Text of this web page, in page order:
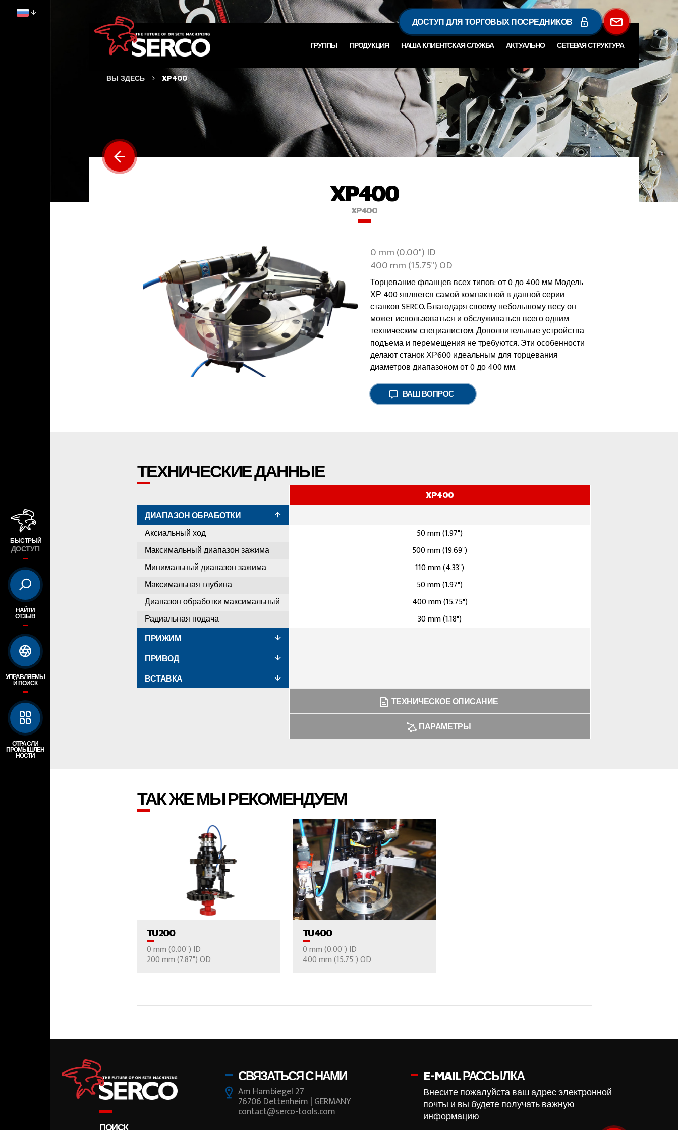
БЫСТРЫЙ
ДОСТУП
НАЙТИ
ОТЗЫВ
УПРАВЛЯЕМЫ
Й ПОИСК
ОТРАСЛИ
ПРОМЫШЛЕН
НОСТИ
ГРУППЫ ПРОДУКЦИЯ НАША КЛИЕНТСКАЯ СЛУЖБА АКТУАЛЬНО СЕТЕВАЯ СТРУКТУРА
ДОСТУП ДЛЯ ТОРГОВЫХ ПОСРЕДНИКОВ
ВЫ ЗДЕСЬ XP400
XP400
XP400
0 mm (0.00") ID
400 mm (15.75") OD
Торцевание фланцев всех типов: от 0 до 400 мм Модель
ХР 400 является самой компактной в данной серии
станков SERCO. Благодаря своему небольшому весу он
может использоваться и обслуживаться всего одним
техническим специалистом. Дополнительные устройства
подъема и перемещения не требуются. Эти особенности
делают станок ХР600 идеальным для торцевания
диаметров диапазоном от 0 до 400 мм.
ВАШ ВОПРОС
ТЕХНИЧЕСКИЕ ДАННЫЕ
ДИАПАЗОН ОБРАБОТКИ
Аксиальный ход
Максимальный диапазон зажима
Минимальный диапазон зажима
Максимальная глубина
Диапазон обработки максимальный
Радиальная подача
ПРИЖИМ
ПРИВОД
ВСТАВКА
XP400
50 mm (1.97")
500 mm (19.69")
110 mm (4.33")
50 mm (1.97")
400 mm (15.75")
30 mm (1.18")
ТЕХНИЧЕСКОЕ ОПИСАНИЕ
ПАРАМЕТРЫ
ТАК ЖЕ МЫ РЕКОМЕНДУЕМ
TU200
0 mm (0.00") ID
200 mm (7.87") OD
ПРОСМОТР ПРОДУКТОВ
ВАШ ВОПРОС
TU400
0 mm (0.00") ID
400 mm (15.75") OD
ПРОСМОТР ПРОДУКТОВ
ВАШ ВОПРОС
ПОИСК
СВЯЗАТЬСЯ С НАМИ
Am Hambiegel 27
76706 Dettenheim | GERMANY
contact@serco-tools.com
E-MAIL РАССЫЛКА
Внесите пожалуйста ваш адрес электронной
почты и вы будете получать важную
информацию